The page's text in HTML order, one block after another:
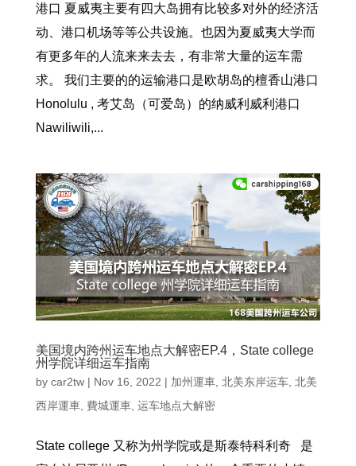
港口 夏威夷主要有四大岛拥有比较多对外的经济活
动、港口机场等等公共设施。也因为夏威夷大学而
有更多年的人流来来去去，有非常大量的运车需
求。 我们主要的的运输港口是欧胡岛的檀香山港口
Honolulu , 考艾岛（可爱岛）的纳威利威利港口
Nawiliwili,...
美国境内跨州运车地点大解密EP.4，State college
州学院详细运车指南
by car2tw| Nov 16, 2022 | 加州運車, 北美东岸运车, 北美
西岸運車, 費城運車, 运车地点大解密
State college 又称为州学院或是斯泰特科利奇 是